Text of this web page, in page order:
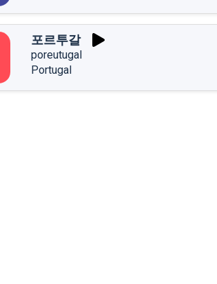
포르투갈
poreutugal
Portugal